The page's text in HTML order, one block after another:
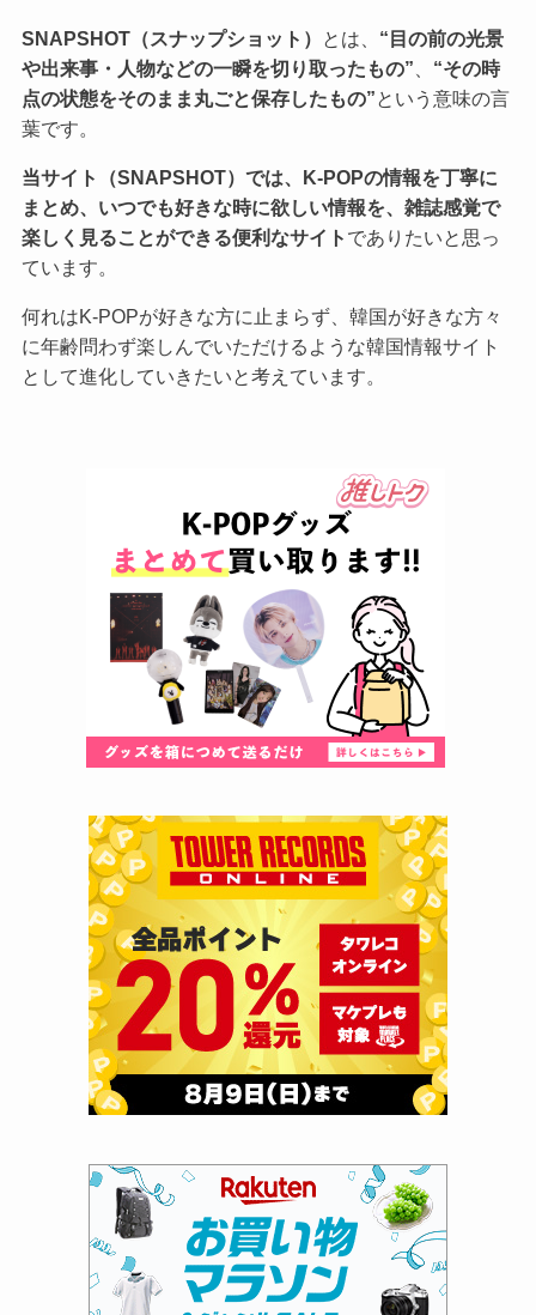
SNAPSHOT（スナップショット） とは、 “目の前の光景
や出来事・人物などの一瞬を切り取ったもの”
“その時
点の状態をそのまま丸ごと保存したもの” という意味の言
葉です。
当サイト（SNAPSHOT）では、K-POPの情報を丁寧に
まとめ、いつでも好きな時に欲しい情報を、雑誌感覚で
楽しく見ることができる便利なサイト でありたいと思っ
ています。
何れはK-POPが好きな方に止まらず、韓国が好きな方々
に年齢問わず楽しんでいただけるような韓国情報サイト
として進化していきたいと考えています。